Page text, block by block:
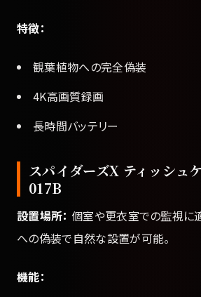
特徴：
観葉植物への完全偽装
4K高画質録画
長時間バッテリー
スパイダーズX ティッシュ
017B
設置場所： 個室や更衣室での監視に
への偽装で自然な設置が可能。
機能：